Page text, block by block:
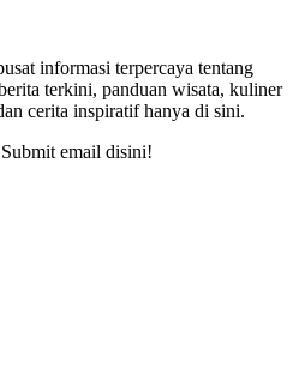
informasi terpercaya tentang
terkini, panduan wisata, kuliner
cerita inspiratif hanya di sini.
email disini!